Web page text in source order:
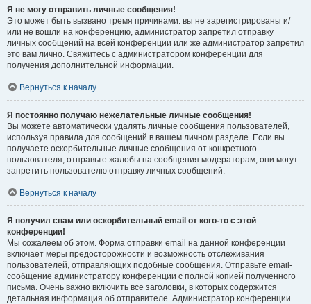
Я не могу отправить личные сообщения!
Это может быть вызвано тремя причинами: вы не зарегистрированы и/
или не вошли на конференцию, администратор запретил отправку
личных сообщений на всей конференции или же администратор запретил
это вам лично. Свяжитесь с администратором конференции для
получения дополнительной информации.
Вернуться к началу
Я постоянно получаю нежелательные личные сообщения!
Вы можете автоматически удалять личные сообщения пользователей,
используя правила для сообщений в вашем личном разделе. Если вы
получаете оскорбительные личные сообщения от конкретного
пользователя, отправьте жалобы на сообщения модераторам; они могут
запретить пользователю отправку личных сообщений.
Вернуться к началу
Я получил спам или оскорбительный email от кого-то с этой
конференции!
Мы сожалеем об этом. Форма отправки email на данной конференции
включает меры предосторожности и возможность отслеживания
пользователей, отправляющих подобные сообщения. Отправьте email-
сообщение администратору конференции с полной копией полученного
письма. Очень важно включить все заголовки, в которых содержится
детальная информация об отправителе. Администратор конференции